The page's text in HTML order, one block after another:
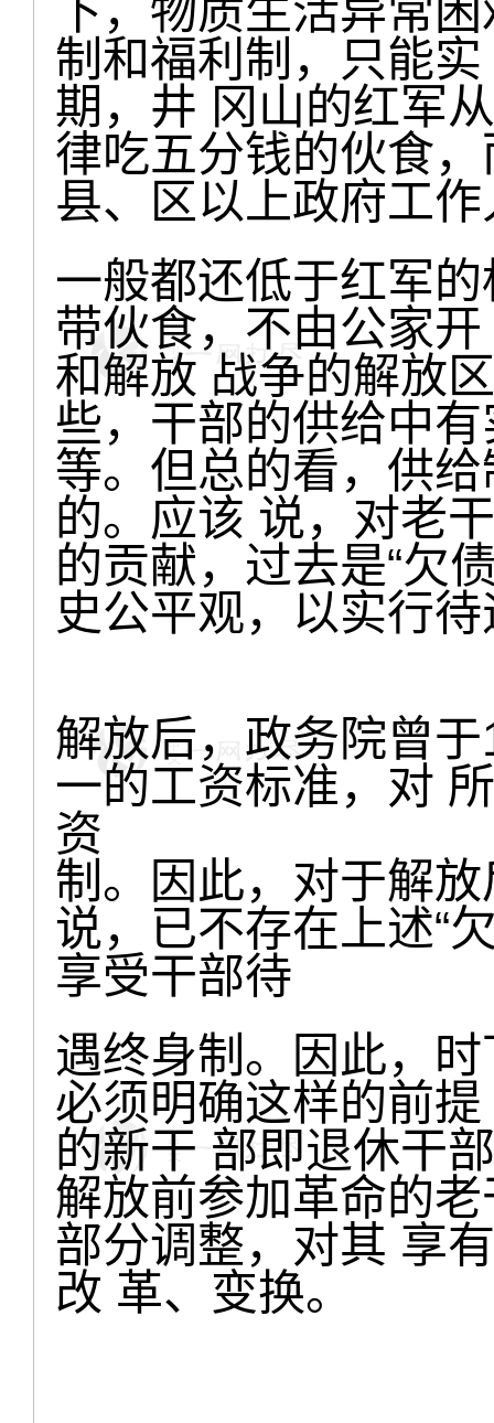
下，物质生活异常
制和福利制，只能
期，井 冈山的红军
律吃五分钱的伙食
县、区以上政府工
一般都还低于红军
带伙食，不由公家
和解放 战争的解放
些，干部的供给中
等。但总的看，供
的。应该 说，对老
的贡献，过去是“欠
史公平观，以实行
解放后，政务院曾
一的工资标准，对
资
制。因此，对于解
说，已不存在上述“
享受干部待
遇终身制。因此，
必须明确这样的前
的新干 部即退休干
解放前参加革命的
部分调整，对其 享
改 革、变换。